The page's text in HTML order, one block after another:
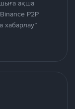
ақша
P2P
хабарлау”